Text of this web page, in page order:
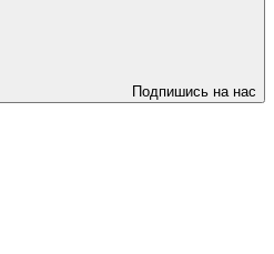
Подпишись на нас